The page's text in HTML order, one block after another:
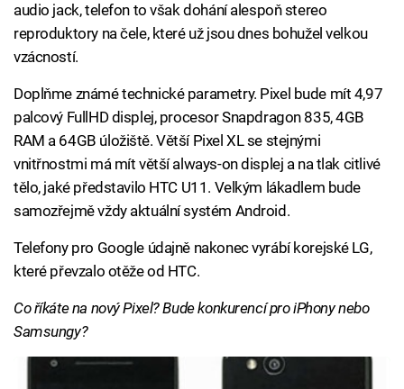
audio jack, telefon to však dohání alespoň stereo
reproduktory na čele, které už jsou dnes bohužel velkou
vzácností.
Doplňme známé technické parametry. Pixel bude mít 4,97
palcový FullHD displej, procesor Snapdragon 835, 4GB
RAM a 64GB úložiště. Větší Pixel XL se stejnými
vnitřnostmi má mít větší always-on displej a na tlak citlivé
tělo, jaké představilo HTC U11. Velkým lákadlem bude
samozřejmě vždy aktuální systém Android.
Telefony pro Google údajně nakonec vyrábí korejské LG,
které převzalo otěže od HTC.
Co říkáte na nový Pixel? Bude konkurencí pro iPhony nebo
Samsungy?